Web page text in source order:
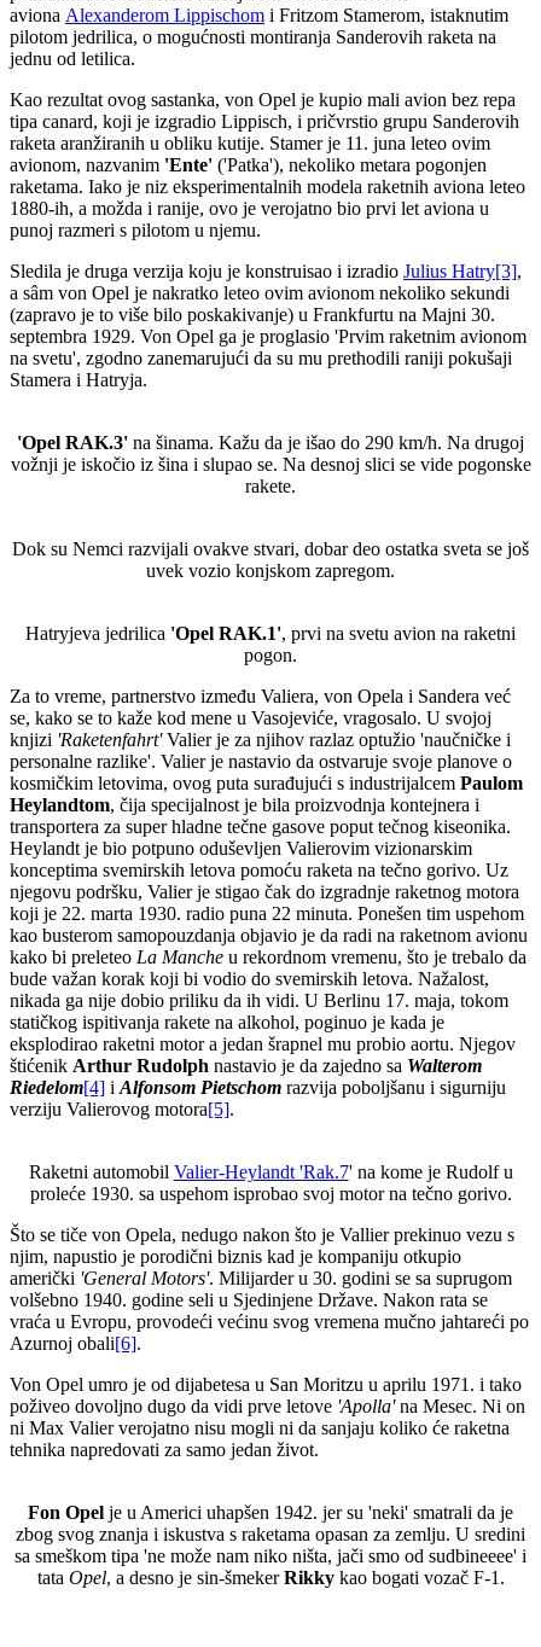
aviona Alexanderom Lippischom i Fritzom Stamerom, istaknutim
pilotom jedrilica, o mogućnosti montiranja Sanderovih raketa na
jednu od letilica.
Kao rezultat ovog sastanka, von Opel je kupio mali avion bez repa
tipa canard, koji je izgradio Lippisch, i pričvrstio grupu Sanderovih
raketa aranžiranih u obliku kutije. Stamer je 11. juna leteo ovim
avionom, nazvanim 'Ente' ('Patka'), nekoliko metara pogonjen
raketama. Iako je niz eksperimentalnih modela raketnih aviona leteo
1880-ih, a možda i ranije, ovo je verojatno bio prvi let aviona u
punoj razmeri s pilotom u njemu.
Sledila je druga verzija koju je konstruisao i izradio Julius Hatry[3],
a sâm von Opel je nakratko leteo ovim avionom nekoliko sekundi
(zapravo je to više bilo poskakivanje) u Frankfurtu na Majni 30.
septembra 1929. Von Opel ga je proglasio 'Prvim raketnim avionom
na svetu', zgodno zanemarujući da su mu prethodili raniji pokušaji
Stamera i Hatryja.
'Opel RAK.3' na šinama. Kažu da je išao do 290 km/h. Na drugoj
vožnji je iskočio iz šina i slupao se. Na desnoj slici se vide pogonske
rakete.
Dok su Nemci razvijali ovakve stvari, dobar deo ostatka sveta se još
uvek vozio konjskom zapregom.
Hatryjeva jedrilica 'Opel RAK.1', prvi na svetu avion na raketni
pogon.
Za to vreme, partnerstvo između Valiera, von Opela i Sandera već
se, kako se to kaže kod mene u Vasojeviće, vragosalo. U svojoj
knjizi 'Raketenfahrt'Valier je za njihov razlaz optužio 'naučničke i
personalne razlike'. Valier je nastavio da ostvaruje svoje planove o
kosmičkim letovima, ovog puta surađujući s industrijalcem Paulom
Heylandtom, čija specijalnost je bila proizvodnja kontejnera i
transportera za super hladne tečne gasove poput tečnog kiseonika.
Heylandt je bio potpuno oduševljen Valierovim vizionarskim
konceptima svemirskih letova pomoću raketa na tečno gorivo. Uz
njegovu podršku, Valier je stigao čak do izgradnje raketnog motora
koji je 22. marta 1930. radio puna 22 minuta. Ponešen tim uspehom
kao busterom samopouzdanja objavio je da radi na raketnom avionu
kako bi preleteo La Manche u rekordnom vremenu, što je trebalo da
bude važan korak koji bi vodio do svemirskih letova. Nažalost,
nikada ga nije dobio priliku da ih vidi. U Berlinu 17. maja, tokom
statičkog ispitivanja rakete na alkohol, poginuo je kada je
eksplodirao raketni motor a jedan šrapnel mu probio aortu. Njegov
štićenik Arthur Rudolph nastavio je da zajedno sa Walterom
Riedelom[4] i Alfonsom Pietschom razvija poboljšanu i sigurniju
verziju Valierovog motora[5].
Raketni automobil Valier-Heylandt 'Rak.7' na kome je Rudolf u
proleće 1930. sa uspehom isprobao svoj motor na tečno gorivo.
Što se tiče von Opela, nedugo nakon što je Vallier prekinuo vezu s
njim, napustio je porodični biznis kad je kompaniju otkupio
američki 'General Motors'. Milijarder u 30. godini se sa suprugom
volšebno 1940. godine seli u Sjedinjene Države. Nakon rata se
vraća u Evropu, provodeći većinu svog vremena mučno jahtareći po
Azurnoj obali[6].
Von Opel umro je od dijabetesa u San Moritzu u aprilu 1971. i tako
poživeo dovoljno dugo da vidi prve letove 'Apolla'na Mesec. Ni on
ni Max Valier verojatno nisu mogli ni da sanjaju koliko će raketna
tehnika napredovati za samo jedan život.
Fon Opel je u Americi uhapšen 1942. jer su 'neki' smatrali da je
zbog svog znanja i iskustva s raketama opasan za zemlju. U sredini
sa smeškom tipa 'ne može nam niko ništa, jači smo od sudbineeee' i
tata Opel, a desno je sin-šmekerRikkykao bogati vozač F-1.